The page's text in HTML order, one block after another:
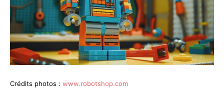
Crédits photos : www.robotshop.com